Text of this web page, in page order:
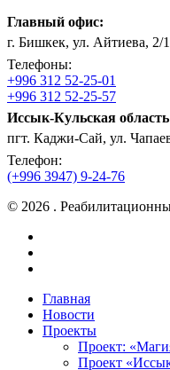
Главный офис:
г. Бишкек, ул. Айтиева, 2/1
Телефоны:
+996 312 52-25-01
+996 312 52-25-57
Иссык-Кульская область
пгт. Каджи-Сай, ул.
Телефон:
(+996 3947) 9-24-76
© 2026 .
Close
Menu
Главная
Новости
Проекты
Проект:
Проект